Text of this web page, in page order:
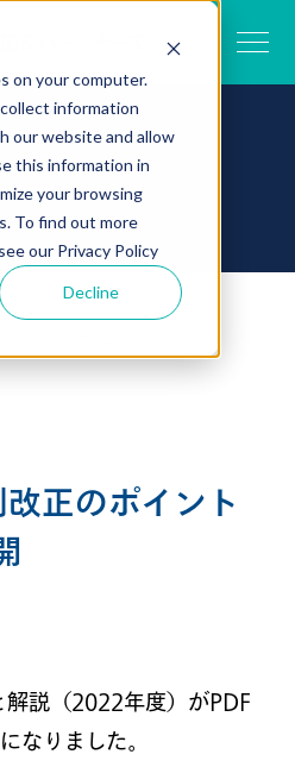
on your computer.
information
our website and allow
this information in
your browsing
To find out more
our Privacy Policy
Decline
正のポイント
解説（2022年度）がPDF
なりました。